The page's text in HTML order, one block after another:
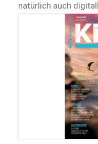
natürlich auch